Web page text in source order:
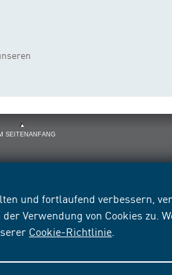
und fortlaufend verbessern,
Verwendung von Cookies zu.
Cookie-Richtlinie
SEITENANFANG